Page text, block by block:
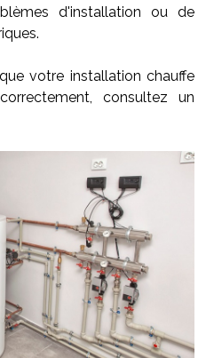
d'installation ou de
votre installation chauffe
consultez un